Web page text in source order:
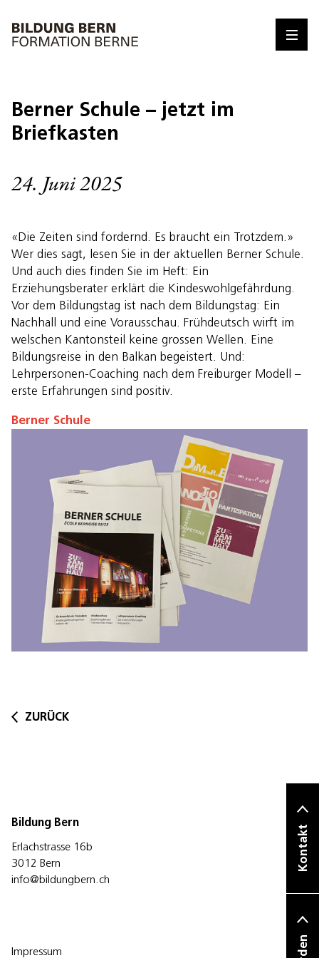
Berner Schule – jetzt im
Briefkasten
24. Juni 2025
«Die Zeiten sind fordernd. Es braucht ein Trotzdem.»
Wer dies sagt, lesen Sie in der aktuellen Berner Schule.
Und auch dies finden Sie im Heft: Ein
Erziehungsberater erklärt die Kindeswohlgefährdung.
Vor dem Bildungstag ist nach dem Bildungstag: Ein
Nachhall und eine Vorausschau. Frühdeutsch wirft im
welschen Kantonsteil keine grossen Wellen. Eine
Bildungsreise in den Balkan begeistert. Und:
Lehrpersonen-Coaching nach dem Freiburger Modell –
erste Erfahrungen sind positiv.
Berner Schule
ZURÜCK
Kontakt
Bildung Bern
Erlachstrasse 16b
3012 Bern
info@bildungbern.ch
Impressum